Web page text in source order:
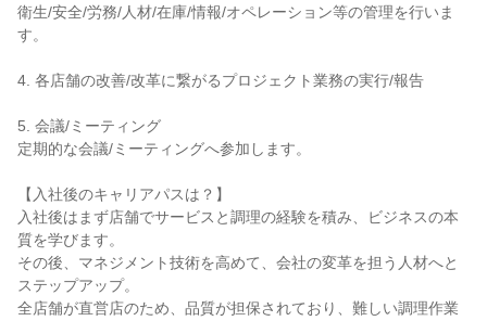
衛生/安全/労務/人材/在庫/情報/オペレーション等の管理を行いま
す。
4. 各店舗の改善/改革に繋がるプロジェクト業務の実行/報告
5. 会議/ミーティング
定期的な会議/ミーティングへ参加します。
【入社後のキャリアパスは？】
入社後はまず店舗でサービスと調理の経験を積み、ビジネスの本
質を学びます。
その後、マネジメント技術を高めて、会社の変革を担う人材へと
ステップアップ。
全店舗が直営店のため、品質が担保されており、難しい調理作業